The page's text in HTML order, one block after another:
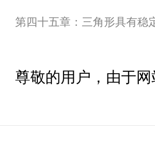
第四十五章：三角形具有稳
尊敬的用户，由于